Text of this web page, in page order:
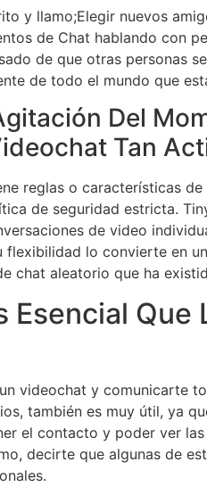
y llamo;Elegir nuevos
de Chat hablando con
de que otras personas
de todo el mundo que
Del
Tan
reglas o características
de seguridad estricta.
de video
flexibilidad lo convierte en
chat aleatorio que ha
Esencial
videochat y comunicarte
también es muy útil, ya
el contacto y poder ver
decirte que algunas de